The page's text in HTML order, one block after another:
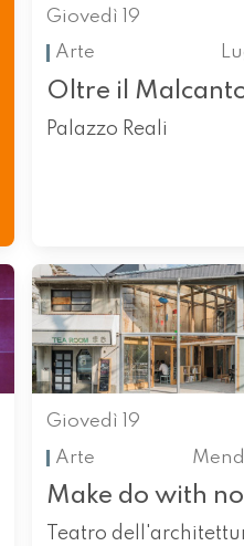
Giovedì 19
Arte
Oltre il
Palazzo Reali
Giovedì 19
Arte
Make do with
Teatro